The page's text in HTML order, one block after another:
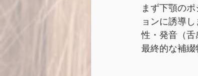
まず下顎の
ョンに誘導
性・発音（
最終的な補綴